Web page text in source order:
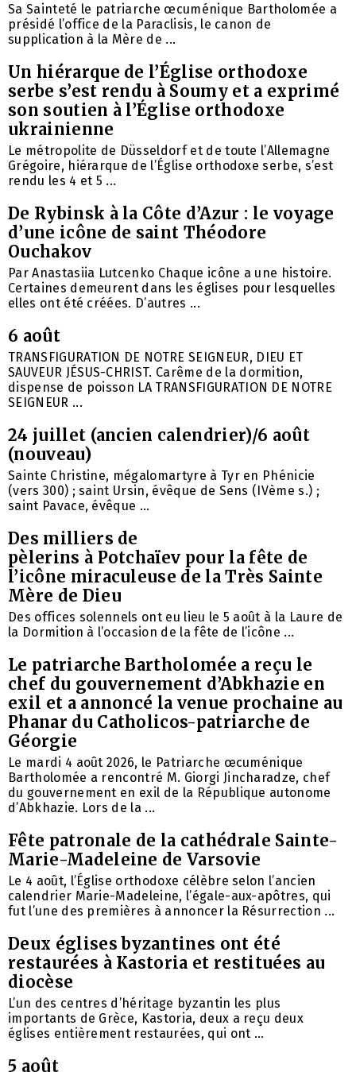
Sa Sainteté le patriarche œcuménique Bartholomée a
présidé l’office de la Paraclisis, le canon de
supplication à la Mère de ...
Un hiérarque de l’Église orthodoxe
serbe s’est rendu à Soumy et a exprimé
son soutien à l’Église orthodoxe
ukrainienne
Le métropolite de Düsseldorf et de toute l’Allemagne
Grégoire, hiérarque de l’Église orthodoxe serbe, s’est
rendu les 4 et 5 ...
De Rybinsk à la Côte d’Azur : le voyage
d’une icône de saint Théodore
Ouchakov
Par Anastasiia Lutcenko Chaque icône a une histoire.
Certaines demeurent dans les églises pour lesquelles
elles ont été créées. D’autres ...
6 août
TRANSFIGURATION DE NOTRE SEIGNEUR, DIEU ET
SAUVEUR JÉSUS-CHRIST. Carême de la dormition,
dispense de poisson LA TRANSFIGURATION DE NOTRE
SEIGNEUR ...
24 juillet (ancien calendrier)/6 août
(nouveau)
Sainte Christine, mégalomartyre à Tyr en Phénicie
(vers 300) ; saint Ursin, évêque de Sens (IVème s.) ;
saint Pavace, évêque ...
Des milliers de
pèlerins à Potchaïev pour la fête de
l’icône miraculeuse de la Très Sainte
Mère de Dieu
Des offices solennels ont eu lieu le 5 août à la Laure de
la Dormition à l’occasion de la fête de l’icône ...
Le patriarche Bartholomée a reçu le
chef du gouvernement d’Abkhazie en
exil et a annoncé la venue prochaine au
Phanar du Catholicos-patriarche de
Géorgie
Le mardi 4 août 2026, le Patriarche œcuménique
Bartholomée a rencontré M. Giorgi Jincharadze, chef
du gouvernement en exil de la République autonome
d’Abkhazie. Lors de la ...
Fête patronale de la cathédrale Sainte-
Marie-Madeleine de Varsovie
Le 4 août, l’Église orthodoxe célèbre selon l’ancien
calendrier Marie-Madeleine, l’égale-aux-apôtres, qui
fut l’une des premières à annoncer la Résurrection ...
Deux églises byzantines ont été
restaurées à Kastoria et restituées au
diocèse
L’un des centres d’héritage byzantin les plus
importants de Grèce, Kastoria, deux a reçu deux
églises entièrement restaurées, qui ont ...
5 août